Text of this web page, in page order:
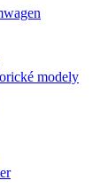
modely